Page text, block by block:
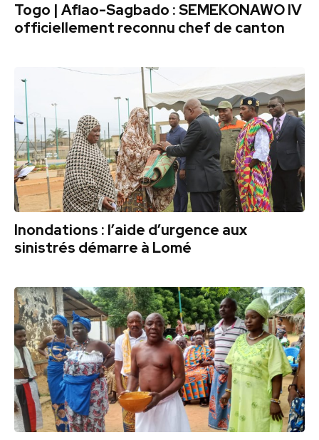
Togo | Aflao-Sagbado : SEMEKONAWO IV
officiellement reconnu chef de canton
Inondations : l’aide d’urgence aux
sinistrés démarre à Lomé